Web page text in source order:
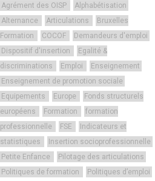
Agrément des OISP
Alphabétisation
Alternance
Articulations
Bruxelles
Formation
COCOF
Demandeurs d'emploi
Dispositif d'insertion
Egalité &
discriminations
Emploi
Enseignement
Enseignement de promotion sociale
Equipements
Europe
Fonds structurels
européens
Formation
formation
professionnelle
FSE
Indicateurs et
statistiques
Insertion socioprofessionnelle
Petite Enfance
Pilotage des articulations
Politiques de formation
Politiques d’emploi